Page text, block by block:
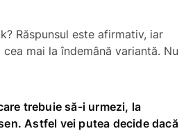
Răspunsul este afirmativ, iar
mai la îndemână variantă. Nu
trebuie să-i urmezi, la
Astfel vei putea decide dacă